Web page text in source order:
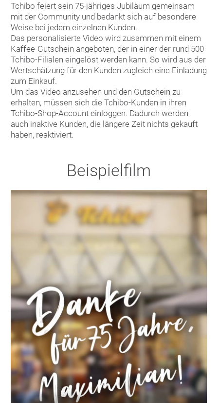
Tchibo feiert sein 75-jähriges Jubiläum gemeinsam
mit der Community und bedankt sich auf besondere
Weise bei jedem einzelnen Kunden.
Das personalisierte Video wird zusammen mit einem
Kaffee-Gutschein angeboten, der in einer der rund 500
Tchibo-Filialen eingelöst werden kann. So wird aus der
Wertschätzung für den Kunden zugleich eine Einladung
zum Einkauf.
Um das Video anzusehen und den Gutschein zu
erhalten, müssen sich die Tchibo-Kunden in ihren
Tchibo-Shop-Account einloggen. Dadurch werden
auch inaktive Kunden, die längere Zeit nichts gekauft
haben, reaktiviert.
Beispielfilm